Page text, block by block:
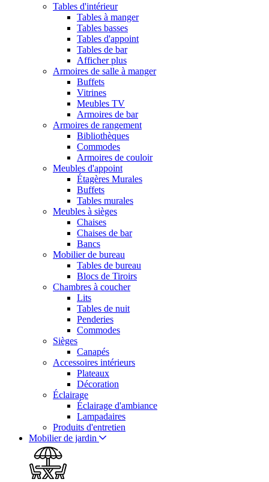
Tables d'intérieur
Tables à manger
Tables basses
Tables d'appoint
Tables de bar
Afficher plus
Armoires de salle à manger
Buffets
Vitrines
Meubles TV
Armoires de bar
Armoires de rangement
Bibliothèques
Commodes
Armoires de couloir
Meubles d'appoint
Étagères Murales
Buffets
Tables murales
Meubles à sièges
Chaises
Chaises de bar
Bancs
Mobilier de bureau
Tables de bureau
Blocs de Tiroirs
Chambres à coucher
Lits
Tables de nuit
Penderies
Commodes
Sièges
Canapés
Accessoires intérieurs
Plateaux
Décoration
Éclairage
Éclairage d'ambiance
Lampadaires
Produits d'entretien
Mobilier de jardin